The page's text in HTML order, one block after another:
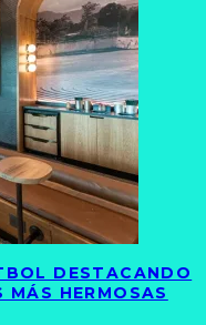
DESTACANDO
MÁS HERMOSAS